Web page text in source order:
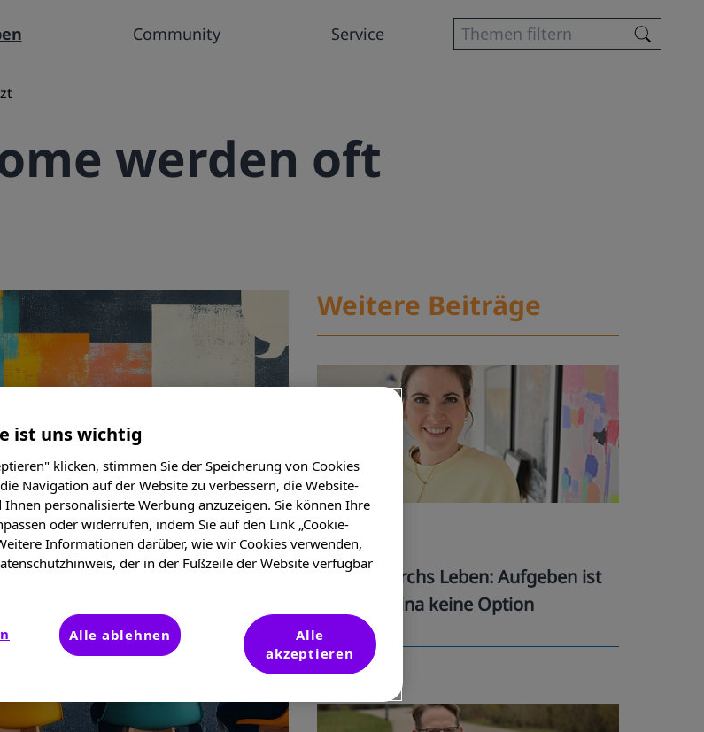
Community Service
werden oft
Weitere Beiträge
Katharina
Mit MS durchs Leben: Aufgeben ist
für Katharina keine Option
ist uns wichtig
klicken, stimmen Sie der Speicherung von Cookies
Navigation auf der Website zu verbessern, die Website-
Ihnen personalisierte Werbung anzuzeigen. Sie können Ihre
oder widerrufen, indem Sie auf den Link „Cookie-
Informationen darüber, wie wir Cookies verwenden,
der in der Fußzeile der Website verfügbar
Alle
akzeptieren
Alle ablehnen